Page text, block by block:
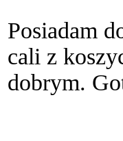
Posiadam
cali z
dobrym.